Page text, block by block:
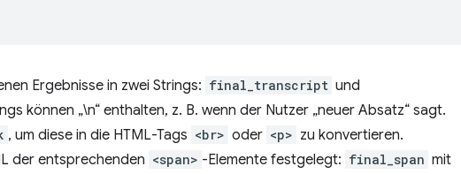
Ergebnisse in zwei Strings: final_transcript und
können „\n“ enthalten, z. B. wenn der Nutzer „neuer Absatz“ sagt.
, um diese in die HTML-Tags <br> oder <p> zu konvertieren.
der entsprechenden <span> -Elemente festgelegt: final_span mit